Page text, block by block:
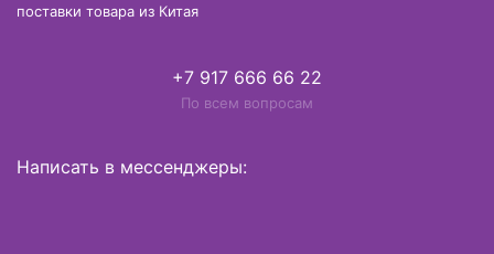
поставки товара из Китая
+7 917 666 66 22
По всем вопросам
Написать в мессенджеры: